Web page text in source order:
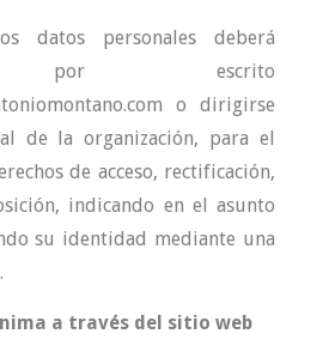
datos personales deberá
por escrito
o dirigirse
de la organización, para el
de acceso, rectificación,
indicando en el asunto
su identidad mediante una
a través del sitio web